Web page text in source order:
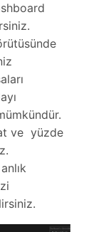
ve yüzde